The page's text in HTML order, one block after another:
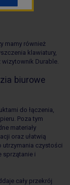
mamy również
klawiatury,
Durable.
biurowe
do łączenia,
Poza tym
materiały
oraz ułatwią
utrzymania czystości
sprzątanie i
cały przekrój